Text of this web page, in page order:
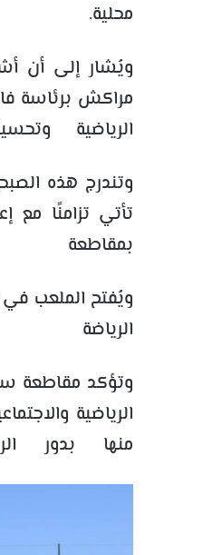
محلية.
ويُشار إلى أن
مراكش برئاسة
الرياضية
وتندرج هذه
تأتي تزامنًا مع
ويُفتح الملعب في
وتؤكد مقاطعة
الرياضية
منها بدور